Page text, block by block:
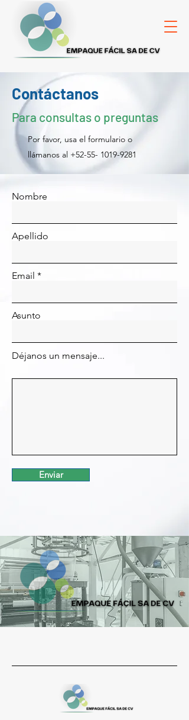
Contáctanos
Para consultas o preguntas
Por favor, usa el formulario o
llámanos al +52-55- 1019-9281
Nombre
Apellido
Email
Asunto
Déjanos un mensaje...
Enviar